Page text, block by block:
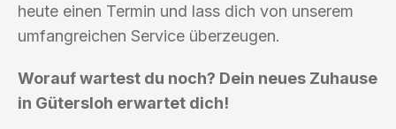
heute einen Termin und lass dich von unserem
umfangreichen Service überzeugen.
Worauf wartest du noch? Dein neues Zuhause
in Gütersloh erwartet dich!